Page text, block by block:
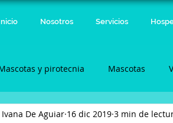
Nosotros Servicios
y pirotecnia Mascotas
Ivana De Aguiar 16 dic 2019 3 min de